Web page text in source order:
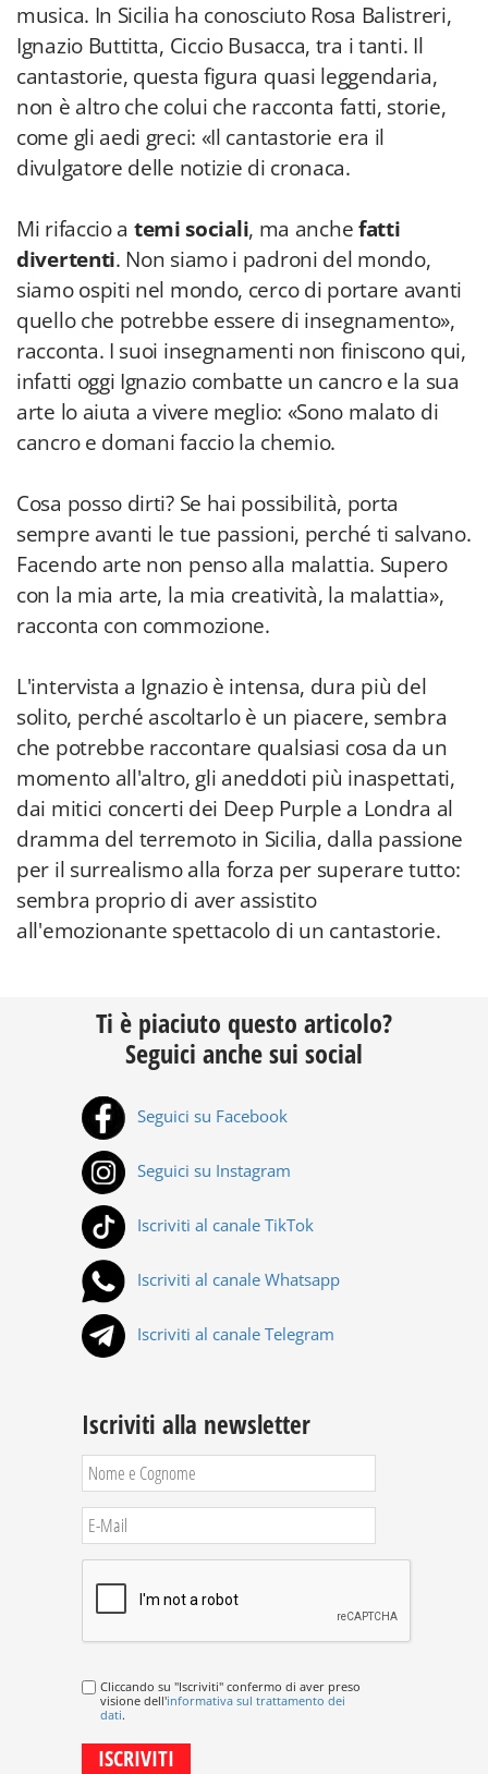
musica. In Sicilia ha conosciuto Rosa Balistreri,
Ignazio Buttitta, Ciccio Busacca, tra i tanti. Il
cantastorie, questa figura quasi leggendaria,
non è altro che colui che racconta fatti, storie,
come gli aedi greci: «Il cantastorie era il
divulgatore delle notizie di cronaca.
Mi rifaccio a temi sociali, ma anchefatti
divertenti. Non siamo i padroni del mondo,
siamo ospiti nel mondo, cerco di portare avanti
quello che potrebbe essere di insegnamento»,
racconta. I suoi insegnamenti non finiscono qui,
infatti oggi Ignazio combatte un cancro e la sua
arte lo aiuta a vivere meglio: «Sono malato di
cancro e domani faccio la chemio.
Cosa posso dirti? Se hai possibilità, porta
sempre avanti le tue passioni, perché ti salvano.
Facendo arte non penso alla malattia. Supero
con la mia arte, la mia creatività, la malattia»,
racconta con commozione.
L'intervista a Ignazio è intensa, dura più del
solito, perché ascoltarlo è un piacere, sembra
che potrebbe raccontare qualsiasi cosa da un
momento all'altro, gli aneddoti più inaspettati,
dai mitici concerti dei Deep Purple a Londra al
dramma del terremoto in Sicilia, dalla passione
per il surrealismo alla forza per superare tutto:
sembra proprio di aver assistito
all'emozionante spettacolo di un cantastorie.
Ti è piaciuto questo articolo?
Seguici anche sui social
Seguici su Facebook
Seguici su Instagram
Iscriviti al canale TikTok
Iscriviti al canale Whatsapp
Iscriviti al canale Telegram
Iscriviti alla newsletter
Cliccando su "Iscriviti" confermo di aver preso
visione dell'informativa sul trattamento dei
dati.